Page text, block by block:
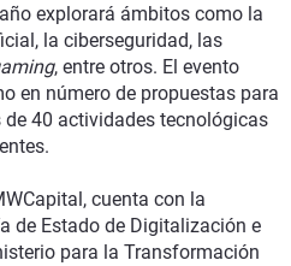
explorará ámbitos como la
la ciberseguridad, las
, entre otros. El evento
en número de propuestas para
40 actividades tecnológicas
cuenta con la
de Estado de Digitalización e
para la Transformación